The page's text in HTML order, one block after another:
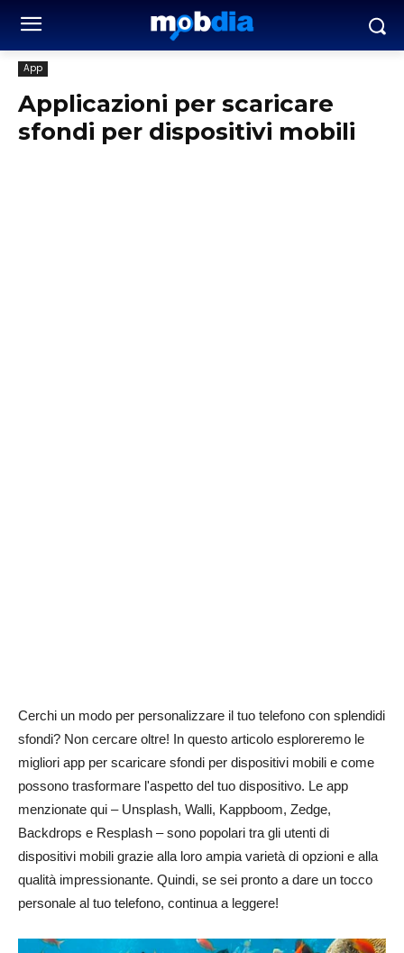
App
Applicazioni per scaricare
sfondi per dispositivi mobili
Cerchi un modo per personalizzare il tuo telefono con splendidi
sfondi? Non cercare oltre! In questo articolo esploreremo le
migliori app per scaricare sfondi per dispositivi mobili e come
possono trasformare l'aspetto del tuo dispositivo. Le app
menzionate qui – Unsplash, Walli, Kappboom, Zedge,
Backdrops e Resplash – sono popolari tra gli utenti di
dispositivi mobili grazie alla loro ampia varietà di opzioni e alla
qualità impressionante. Quindi, se sei pronto a dare un tocco
personale al tuo telefono, continua a leggere!